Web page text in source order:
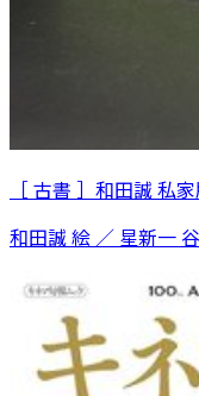
［ 古書 ］和田誠 私
和田誠 絵 ／ 星新一